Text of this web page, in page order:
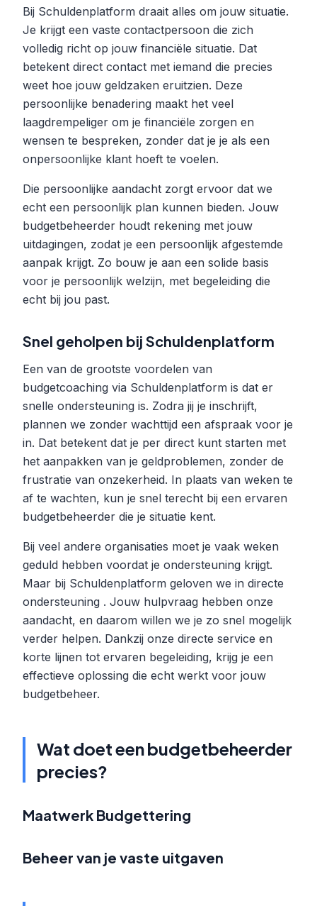
Bij Schuldenplatform draait alles om jouw situatie.
Je krijgt een vaste contactpersoon die zich
volledig richt op jouw financiële situatie. Dat
betekent direct contact met iemand die precies
weet hoe jouw geldzaken eruitzien. Deze
persoonlijke benadering maakt het veel
laagdrempeliger om je financiële zorgen en
wensen te bespreken, zonder dat je je als een
onpersoonlijke klant hoeft te voelen.
Die persoonlijke aandacht zorgt ervoor dat we
echt een persoonlijk plan kunnen bieden. Jouw
budgetbeheerder houdt rekening met jouw
uitdagingen, zodat je een persoonlijk afgestemde
aanpak krijgt. Zo bouw je aan een solide basis
voor je persoonlijk welzijn, met begeleiding die
echt bij jou past.
Snel geholpen bij Schuldenplatform
Een van de grootste voordelen van
budgetcoaching via Schuldenplatform is dat er
snelle ondersteuning is. Zodra jij je inschrijft,
plannen we zonder wachttijd een afspraak voor je
in. Dat betekent dat je per direct kunt starten met
het aanpakken van je geldproblemen, zonder de
frustratie van onzekerheid. In plaats van weken te
af te wachten, kun je snel terecht bij een ervaren
budgetbeheerder die je situatie kent.
Bij veel andere organisaties moet je vaak weken
geduld hebben voordat je ondersteuning krijgt.
Maar bij Schuldenplatform geloven we in directe
ondersteuning . Jouw hulpvraag hebben onze
aandacht, en daarom willen we je zo snel mogelijk
verder helpen. Dankzij onze directe service en
korte lijnen tot ervaren begeleiding, krijg je een
effectieve oplossing die echt werkt voor jouw
budgetbeheer.
Wat doet een budgetbeheerder
precies?
Maatwerk Budgettering
Beheer van je vaste uitgaven